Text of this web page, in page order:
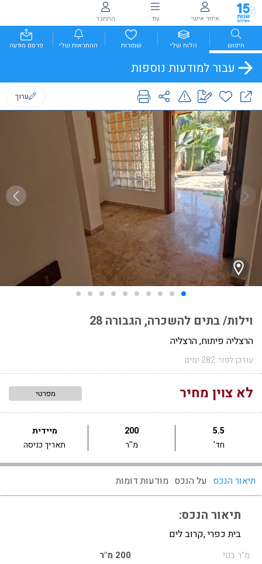
איזור אישי עוד התחבר
חיפוש הלוח שלי שמורות ההתראות שלי פרסם מודעה
עבור למודעות נוספות
ערוך
וילות/ בתים להשכרה, הגבורה 28
הרצליה פיתוח, הרצליה
עודכן לפני: 282 ימים
לא צוין מחיר מפרטי
5.5
חד'
200
מ''ר
מיידית
תאריך כניסה
תיאור הנכס על הנכס מודעות דומות
תיאור הנכס:
בית כפרי ,קרוב לים
מ"ר בנוי
200 מ"ר